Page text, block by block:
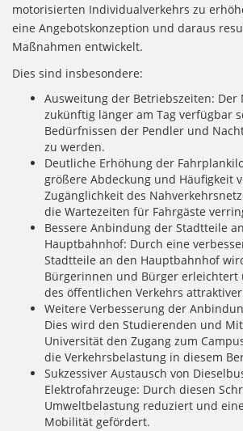
motorisierten Individualverkehrs zu
eine Angebotskonzeption und daraus
Maßnahmen entwickelt.
Dies sind insbesondere:
Ausweitung der Betriebszeiten: Der
zukünftig länger am Tag verfügbar
Bedürfnissen der Pendler und
zu werden.
Deutliche Erhöhung der
größere Abdeckung und Häufigkeit
Zugänglichkeit des
die Wartezeiten für Fahrgäste
Bessere Anbindung der Stadtteile
Hauptbahnhof: Durch eine
Stadtteile an den Hauptbahnhof
Bürgerinnen und Bürger erleichtert
des öffentlichen Verkehrs
Weitere Verbesserung der
Dies wird den Studierenden und
Universität den Zugang zum
die Verkehrsbelastung in diesem
Sukzessiver Austausch von
Elektrofahrzeuge: Durch diesen
Umweltbelastung reduziert und
Mobilität gefördert.